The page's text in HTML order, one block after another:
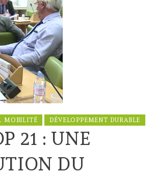
MOBILITÉ DÉVELOPPEMENT DURABLE
21 : UNE
DU